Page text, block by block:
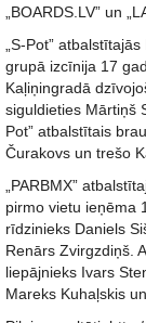
„BOARDS.LV” un
„S-Pot”
grupā izcīnija 17
Kaļiņingradā
siguldieties Mārtiņš
Pot” atbalstītais
Čurakovs un trešo
„PARBMX”
pirmo vietu ieņēma
rīdzinieks Daniels
Renārs Zvirgzdiņš.
liepājnieks Ivars
Mareks Kuhaļskis